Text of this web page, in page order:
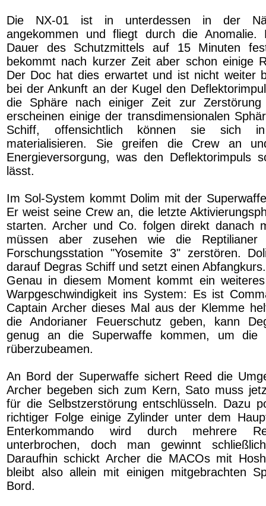
Die NX-01 ist in unterdessen in der
angekommen und fliegt durch die Anomalie.
Dauer des Schutzmittels auf 15 Minuten
bekommt nach kurzer Zeit aber schon einige
Der Doc hat dies erwartet und ist nicht weiter
bei der Ankunft an der Kugel den
die Sphäre nach einiger Zeit zur
erscheinen einige der transdimensionalen
Schiff, offensichtlich können sie sich
materialisieren. Sie greifen die Crew an
Energieversorgung, was den Deflektorimpuls
lässt.
Im Sol-System kommt Dolim mit der
Er weist seine Crew an, die letzte
starten. Archer und Co. folgen direkt danach
müssen aber zusehen wie die Reptilianer
Forschungsstation "Yosemite 3" zerstören.
darauf Degras Schiff und setzt einen Abfangkurs.
Genau in diesem Moment kommt ein
Warpgeschwindigkeit ins System: Es ist
Captain Archer dieses Mal aus der Klemme
die Andorianer Feuerschutz geben, kann
genug an die Superwaffe kommen, um die
rüberzubeamen.
An Bord der Superwaffe sichert Reed die
Archer begeben sich zum Kern, Sato muss
für die Selbstzerstörung entschlüsseln. Dazu
richtiger Folge einige Zylinder unter dem
Enterkommando wird durch mehrere
unterbrochen, doch man gewinnt
Daraufhin schickt Archer die MACOs mit
bleibt also allein mit einigen mitgebrachten
Bord.